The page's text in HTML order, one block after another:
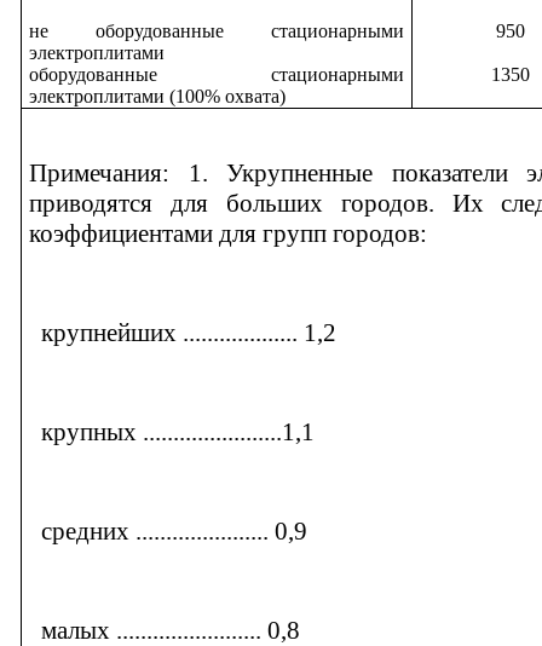
не оборудованные стационарными
электроплитами
950
оборудованные стационарными
электроплитами (100% охвата)
1350
Примечания: 1. Укрупненные показатели
приводятся для больших городов. Их
коэффициентами для групп городов:
крупнейших ................... 1,2
крупных .......................1,1
средних ...................... 0,9
малых ........................ 0,8